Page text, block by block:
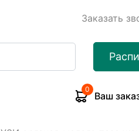
Заказать
0
Ваш